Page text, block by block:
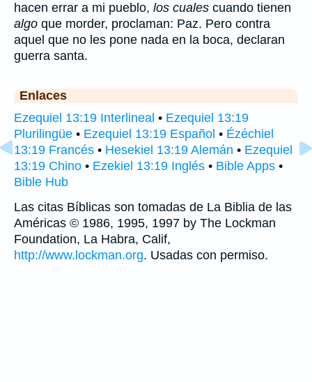
hacen errar a mi pueblo, los cuales cuando tienen
algo que morder, proclaman: Paz. Pero contra
aquel que no les pone nada en la boca, declaran
guerra santa.
Enlaces
Ezequiel 13:19 Interlineal • Ezequiel 13:19
Plurilingüe • Ezequiel 13:19 Español • Ézéchiel
13:19 Francés • Hesekiel 13:19 Alemán • Ezequiel
13:19 Chino • Ezekiel 13:19 Inglés • Bible Apps •
Bible Hub
Las citas Bíblicas son tomadas de La Biblia de las
Américas © 1986, 1995, 1997 by The Lockman
Foundation, La Habra, Calif,
http://www.lockman.org. Usadas con permiso.